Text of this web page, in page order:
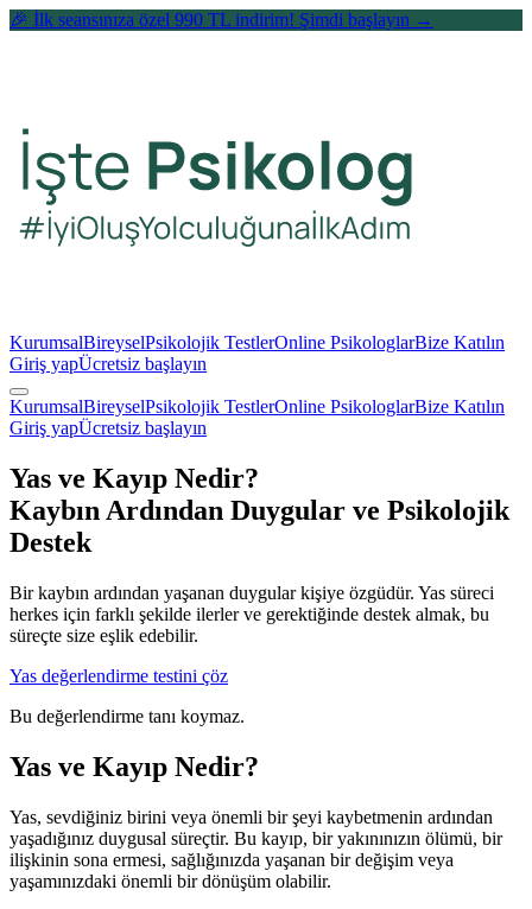
🎉 İlk seansınıza özel 990 TL indirim! Şimdi başlayın →
KurumsalBireyselPsikolojik TestlerOnline PsikologlarBize Katılın
Giriş yapÜcretsiz başlayın
KurumsalBireyselPsikolojik TestlerOnline PsikologlarBize Katılın
Giriş yapÜcretsiz başlayın
Yas ve Kayıp Nedir?
Kaybın Ardından Duygular ve Psikolojik
Destek
Bir kaybın ardından yaşanan duygular kişiye özgüdür. Yas süreci
herkes için farklı şekilde ilerler ve gerektiğinde destek almak, bu
süreçte size eşlik edebilir.
Yas değerlendirme testini çöz
Bu değerlendirme tanı koymaz.
Yas ve Kayıp Nedir?
Yas, sevdiğiniz birini veya önemli bir şeyi kaybetmenin ardından
yaşadığınız duygusal süreçtir. Bu kayıp, bir yakınınızın ölümü, bir
ilişkinin sona ermesi, sağlığınızda yaşanan bir değişim veya
yaşamınızdaki önemli bir dönüşüm olabilir.